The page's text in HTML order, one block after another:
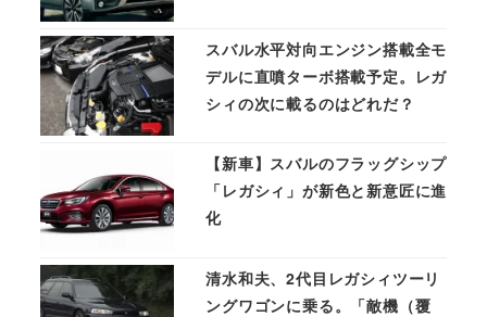
スバル水平対向エンジン搭載全モ
デルに直噴ターボ搭載予定。レガ
シィの次に載るのはどれだ？
【新車】スバルのフラッグシップ
「レガシィ」が新色と新意匠に進
化
清水和夫、2代目レガシィツーリ
ングワゴンに乗る。「敵機（覆